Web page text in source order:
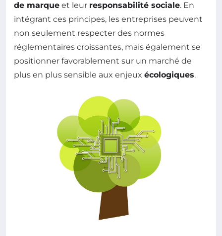
de marque et leur responsabilité sociale. En
intégrant ces principes, les entreprises peuvent
non seulement respecter des normes
réglementaires croissantes, mais également se
positionner favorablement sur un marché de
plus en plus sensible aux enjeux écologiques.